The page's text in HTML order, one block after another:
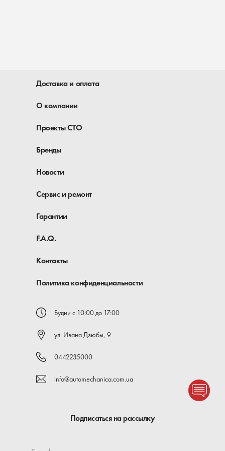
Доставка и оплата
О компании
Проекты СТО
Бренды
Новости
Сервис и ремонт
Гарантии
F.A.Q.
Контакты
Политика конфиденциальности
Будни с 10:00 до 17:00
ул. Ивана Дзюбы, 9
0442235000
info@automechanica.com.ua
Подписаться на рассылку